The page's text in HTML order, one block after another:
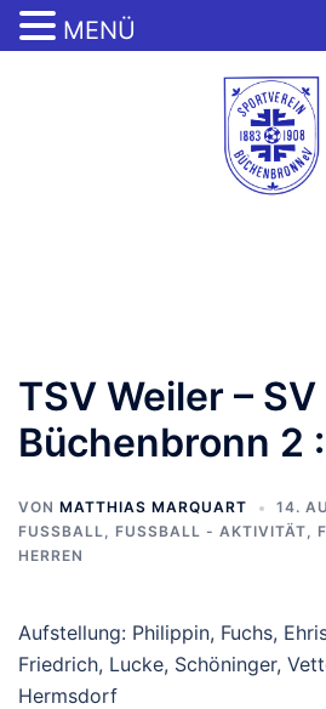
TSV Weiler – SV
Büchenbronn 2
VON MATTHIAS MARQUART
14.
FUSSBALL
, FUSSBALL - AKTIVITÄT ,
ERREN
Aufstellung: Philippin, Fuchs,
Friedrich, Lucke, Schöninger,
Hermsdorf
MENÜ